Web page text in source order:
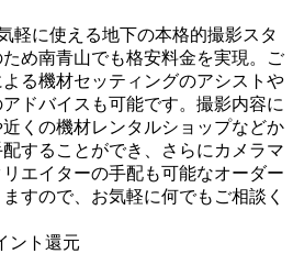
軽に使える地下の本格的撮影スタ
め南青山でも格安料金を実現。ご
る機材セッティングのアシストや
ドバイスも可能です。撮影内容に
くの機材レンタルショップなどか
することができ、さらにカメラマ
エイターの手配も可能なオーダー
すので、お気軽に何でもご相談く
ント還元